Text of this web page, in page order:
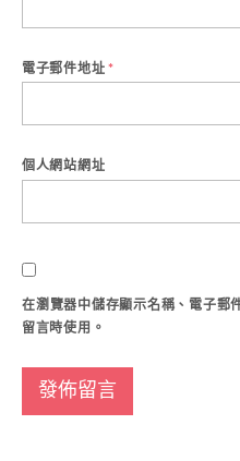
電子郵件地址 *
個人網站網址
在瀏覽器中儲存顯示名稱、電子郵
留言時使用。